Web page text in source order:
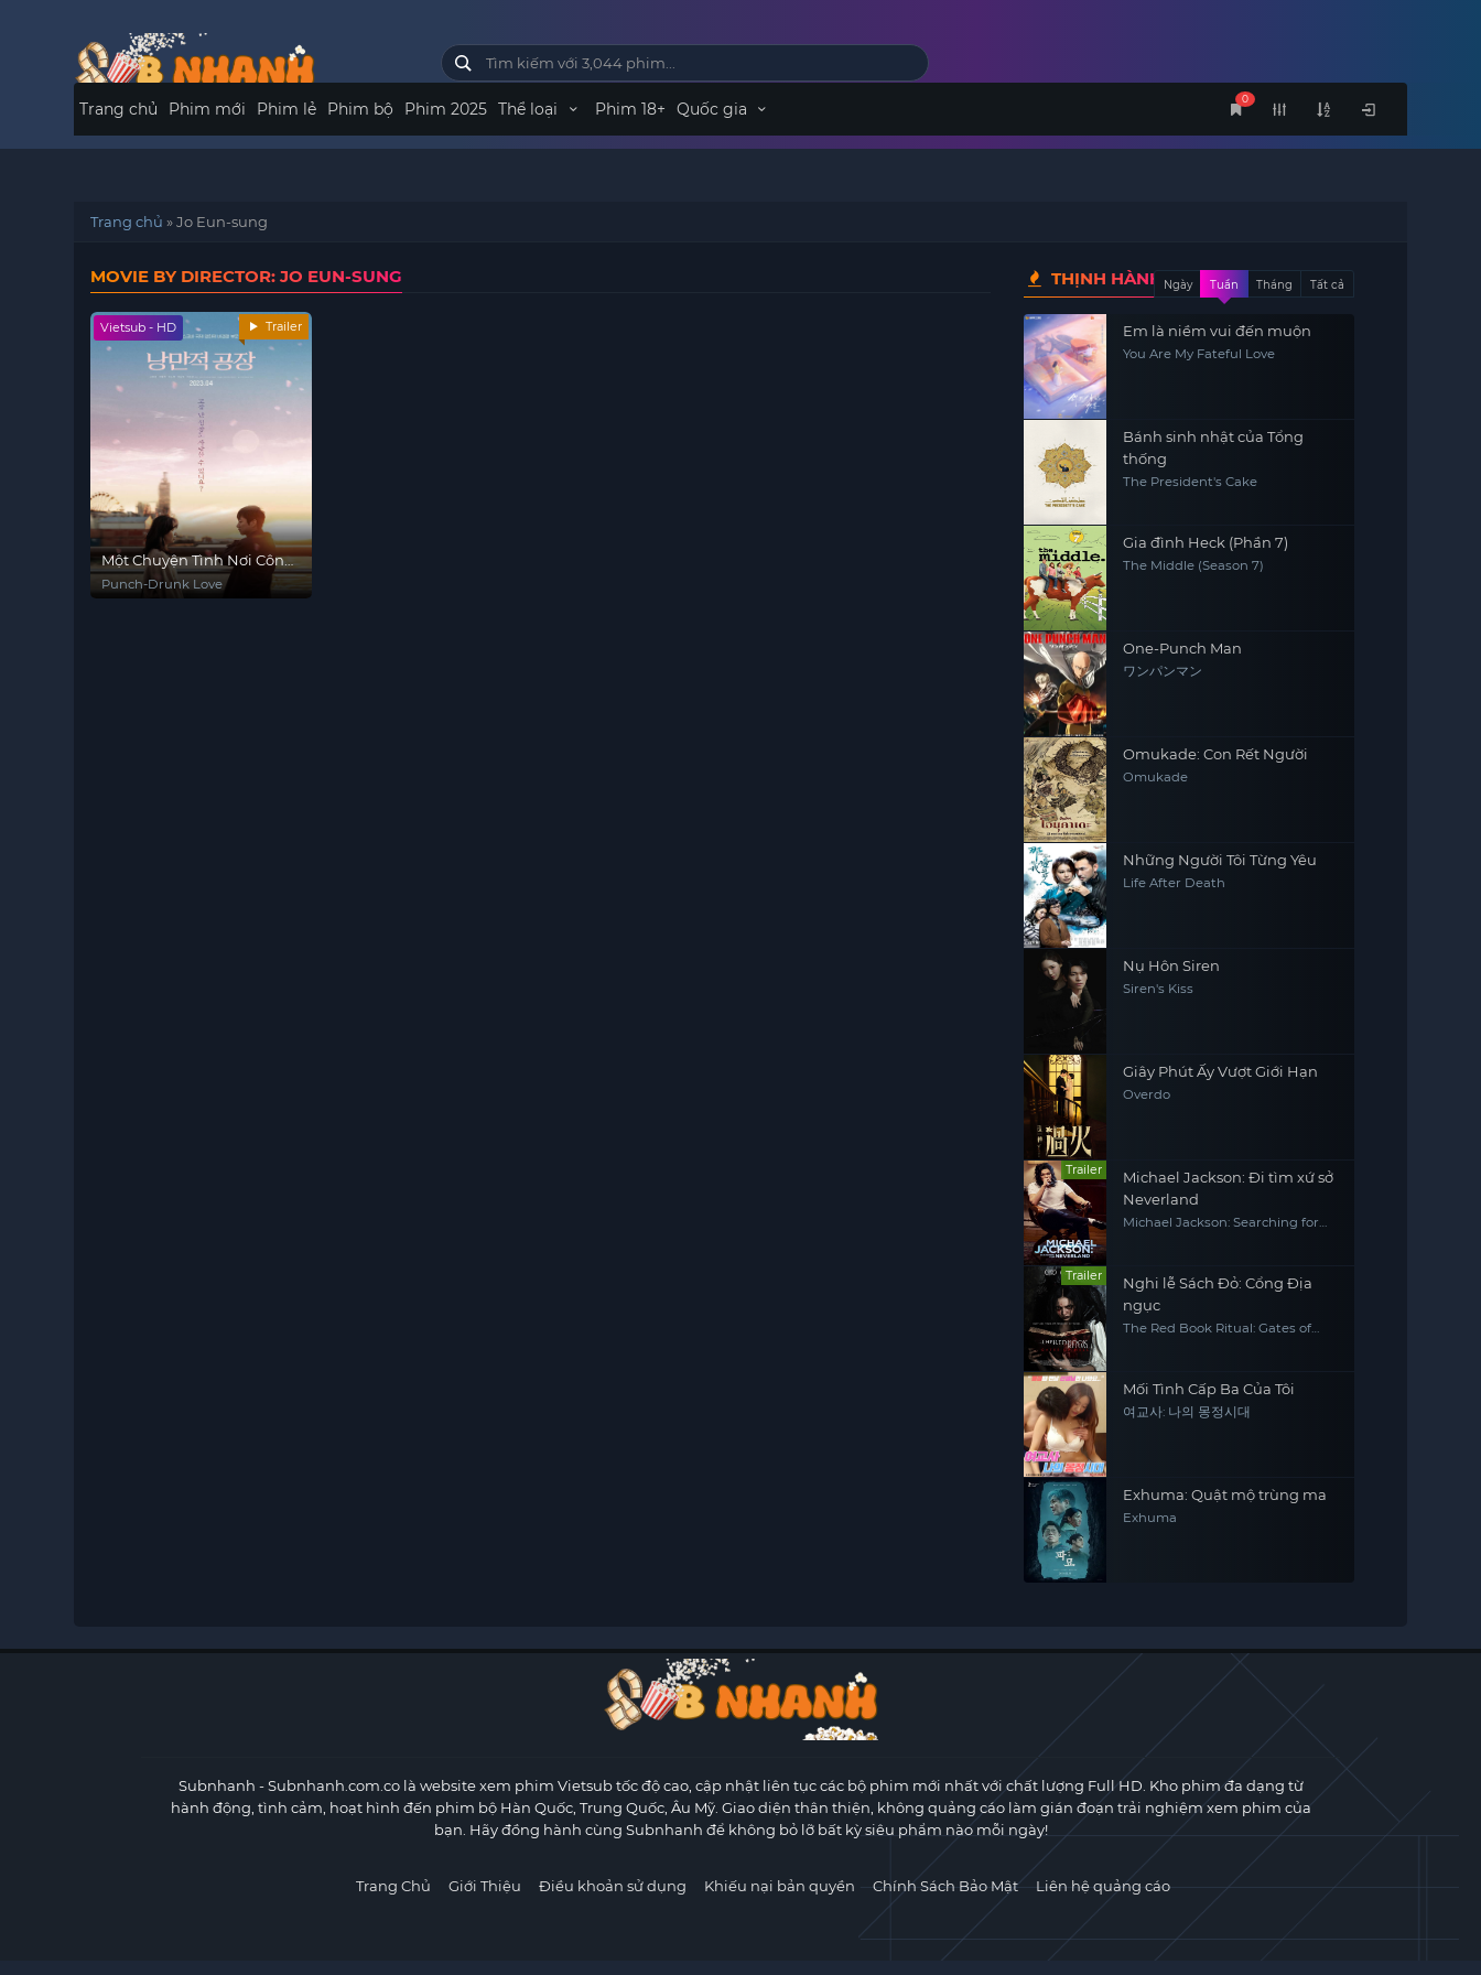
0
Trang chủ Phim mới Phim lẻ Phim bộ Phim 2025 Thể loại Phim 18+ Quốc gia
Trang chủ »Jo Eun-sung
MOVIE BY DIRECTOR: JO EUN-SUNG
Vietsub - HD Trailer
Một Chuyện Tình Nơi Công
Xưởng
Punch-Drunk Love
THỊNH HÀNHNgày Tuần Tháng Tất cả
Em là niềm vui đến muộn
You Are My Fateful Love
Bánh sinh nhật của Tổng
thống
The President's Cake
Gia đình Heck (Phần 7)
The Middle (Season 7)
One-Punch Man
ワンパンマン
Omukade: Con Rết Người
Omukade
Những Người Tôi Từng Yêu
Life After Death
Nụ Hôn Siren
Siren's Kiss
Giây Phút Ấy Vượt Giới Hạn
Overdo
Trailer
Michael Jackson: Đi tìm xứ sở
Neverland
Michael Jackson: Searching for
Trailer
Nghi lễ Sách Đỏ: Cổng Địa
ngục
The Red Book Ritual: Gates of
Mối Tình Cấp Ba Của Tôi
여교사: 나의 몽정시대
Exhuma: Quật mộ trùng ma
Exhuma
Subnhanh - Subnhanh.com.co là website xem phim Vietsub tốc độ cao, cập nhật liên tục các bộ phim mới nhất với chất lượng Full HD. Kho phim đa dạng từ
hành động, tình cảm, hoạt hình đến phim bộ Hàn Quốc, Trung Quốc, Âu Mỹ. Giao diện thân thiện, không quảng cáo làm gián đoạn trải nghiệm xem phim của
bạn. Hãy đồng hành cùng Subnhanh để không bỏ lỡ bất kỳ siêu phẩm nào mỗi ngày!
Trang Chủ Giới Thiệu Điều khoản sử dụng Khiếu nại bản quyền Chính Sách Bảo Mật Liên hệ quảng cáo